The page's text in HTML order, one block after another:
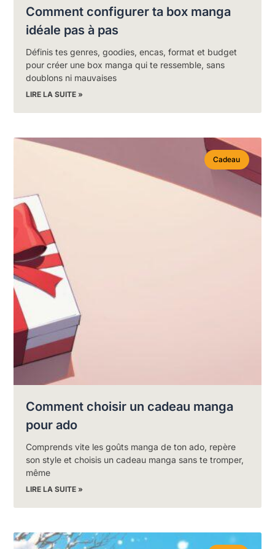
Comment configurer ta box manga
idéale pas à pas
Définis tes genres, goodies, encas, format et budget
pour créer une box manga qui te ressemble, sans
doublons ni mauvaises
LIRE LA SUITE »
Cadeau
Comment choisir un cadeau manga
pour ado
Comprends vite les goûts manga de ton ado, repère
son style et choisis un cadeau manga sans te tromper,
même
LIRE LA SUITE »